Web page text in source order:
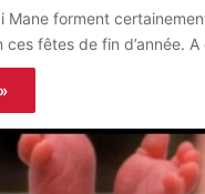
Mane forment
ces fêtes de fin d’année. A